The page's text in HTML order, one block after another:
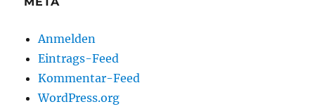
Anmelden
Eintrags-Feed
Kommentar-Feed
WordPress.org